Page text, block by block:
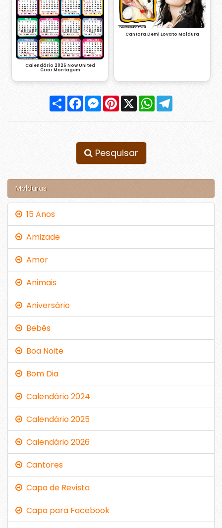
Calendário 2026 Now United
Criar Montagem
Cantora Demi Lovato Moldura
Compartilhar
FacebookMessenger
Pinterest
X WhatsApp
Pesquisar
Molduras
15 Anos
Amizade
Amor
Animais
Aniversário
Bebês
Boa Noite
Bom Dia
Calendário 2024
Calendário 2025
Calendário 2026
Cantores
Capa de Revista
Capa para Facebook